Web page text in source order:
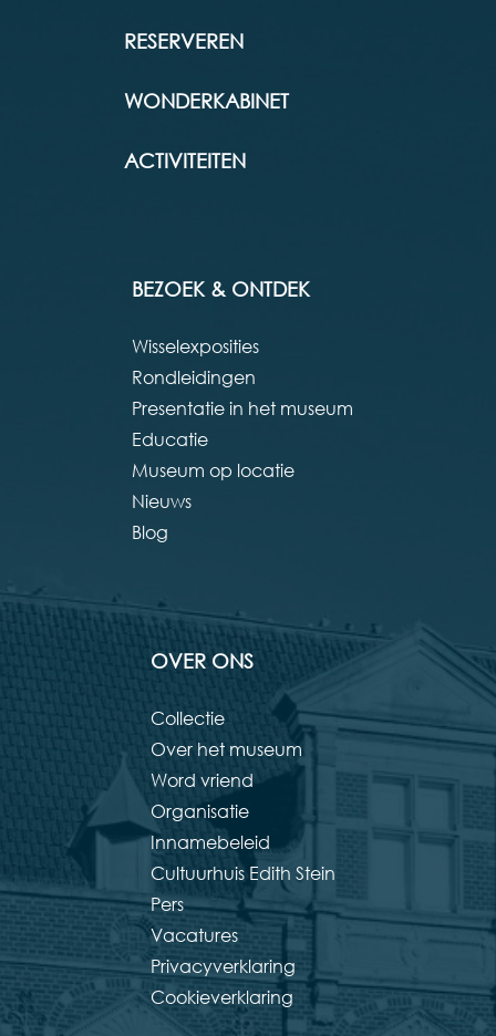
RESERVEREN
WONDERKABINET
ACTIVITEITEN
BEZOEK & ONTDEK
Wisselexposities
Rondleidingen
Presentatie in het museum
Educatie
Museum op locatie
Nieuws
Blog
OVER ONS
Collectie
Over het museum
Word vriend
Organisatie
Innamebeleid
Cultuurhuis Edith Stein
Pers
Vacatures
Privacyverklaring
Cookieverklaring